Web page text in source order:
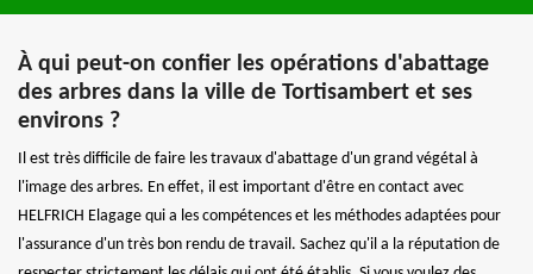
À qui peut-on confier les opérations d'abattage
des arbres dans la ville de Tortisambert et ses
environs ?
Il est très difficile de faire les travaux d'abattage d'un grand végétal à
l'image des arbres. En effet, il est important d'être en contact avec
HELFRICH Elagage qui a les compétences et les méthodes adaptées pour
l'assurance d'un très bon rendu de travail. Sachez qu'il a la réputation de